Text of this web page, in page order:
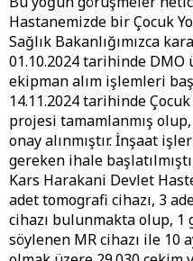
Hastanemizde bir Çocuk
Sağlık Bakanlığımızca
01.10.2024 tarihinde DMO
ekipman alım işlemleri
14.11.2024 tarihinde
projesi tamamlanmış
onay alınmıştır. İnşaat
gereken ihale
Kars Harakani Devlet
adet tomografi cihazı, 3
cihazı bulunmakta olup, 1
söylenen MR cihazı ile 10